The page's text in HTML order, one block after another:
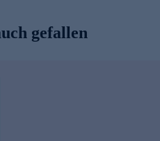
gefallen